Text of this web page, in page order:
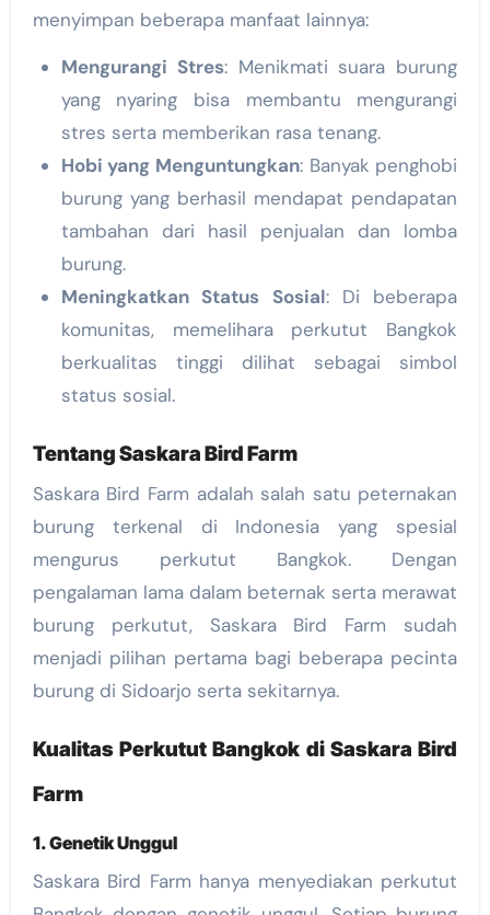
menyimpan beberapa manfaat lainnya:
Mengurangi Stres: Menikmati suara burung
yang nyaring bisa membantu mengurangi
stres serta memberikan rasa tenang.
Hobi yang Menguntungkan: Banyak penghobi
burung yang berhasil mendapat pendapatan
tambahan dari hasil penjualan dan lomba
burung.
Meningkatkan Status Sosial: Di beberapa
komunitas, memelihara perkutut Bangkok
berkualitas tinggi dilihat sebagai simbol
status sosial.
TentangSaskara Bird Farm
Saskara Bird Farm adalah salah satu peternakan
burung terkenal di Indonesia yang spesial
mengurus perkutut Bangkok. Dengan
pengalaman lama dalam beternak serta merawat
burung perkutut, Saskara Bird Farm sudah
menjadi pilihan pertama bagi beberapa pecinta
burung di Sidoarjo serta sekitarnya.
Kualitas Perkutut Bangkok di Saskara Bird
Farm
1. Genetik Unggul
Saskara Bird Farm hanya menyediakan perkutut